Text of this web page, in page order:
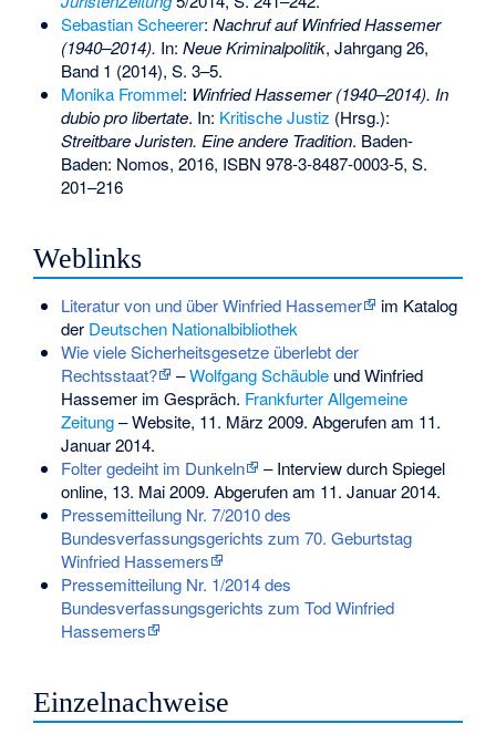
Sebastian Scheerer: Nachruf auf Winfried Hassemer
(1940–2014). In: Neue Kriminalpolitik, Jahrgang 26,
Band 1 (2014), S. 3–5.
Monika Frommel: Winfried Hassemer (1940–2014). In
dubio pro libertate. In: Kritische Justiz (Hrsg.):
Streitbare Juristen. Eine andere Tradition. Baden-
Baden: Nomos, 2016, ISBN 978-3-8487-0003-5, S.
201–216
Weblinks
Literatur von und über Winfried Hassemer
im Katalog
der Deutschen Nationalbibliothek
Wie viele Sicherheitsgesetze überlebt der
Rechtsstaat?
–Wolfgang Schäubleund Winfried
Hassemer im Gespräch. Frankfurter Allgemeine
Zeitung– Website, 11. März 2009. Abgerufen am 11.
Januar 2014.
Folter gedeiht im Dunkeln
– Interview durchSpiegel
online, 13. Mai 2009. Abgerufen am 11. Januar 2014.
Pressemitteilung Nr. 7/2010 des
Bundesverfassungsgerichts zum 70. Geburtstag
Winfried Hassemers
Pressemitteilung Nr. 1/2014 des
Bundesverfassungsgerichts zum Tod Winfried
Hassemers
Einzelnachweise